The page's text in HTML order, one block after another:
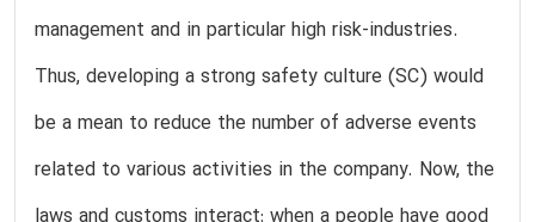
management and in particular high risk-industries.
Thus, developing a strong safety culture (SC) would
be a mean to reduce the number of adverse events
related to various activities in the company. Now, the